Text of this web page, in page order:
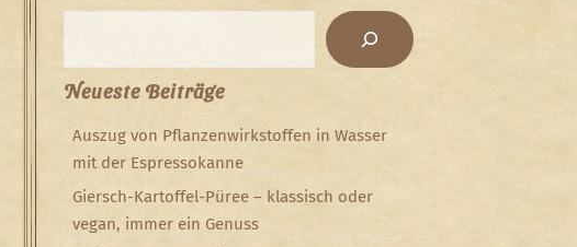
Neueste Beiträge
Auszug von Pflanzenwirkstoffen in Wasser
mit der Espressokanne
Giersch-Kartoffel-Püree – klassisch oder
vegan, immer ein Genuss